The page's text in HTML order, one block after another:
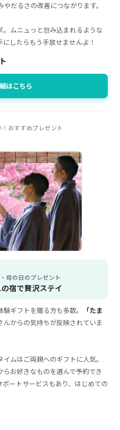
だるさの改善につながります。
ムニュっと包み込まれるような
したらもう手放せませんよ！
はこちら
おすすめプレゼント
母の日のプレゼント
宿で贅沢ステイ
ギフトを贈る方も多数。
「たま
んからの気持ちが反映されていま
ムはご両親へのギフトに人気。
お好きなものを選んで予約でき
ートサービスもあり、はじめての